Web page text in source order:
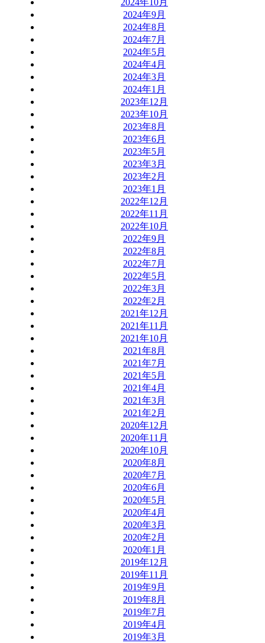
2024年9月
2024年8月
2024年7月
2024年5月
2024年4月
2024年3月
2024年1月
2023年12月
2023年10月
2023年8月
2023年6月
2023年5月
2023年3月
2023年2月
2023年1月
2022年12月
2022年11月
2022年10月
2022年9月
2022年8月
2022年7月
2022年5月
2022年3月
2022年2月
2021年12月
2021年11月
2021年10月
2021年8月
2021年7月
2021年5月
2021年4月
2021年3月
2021年2月
2020年12月
2020年11月
2020年10月
2020年8月
2020年7月
2020年6月
2020年5月
2020年4月
2020年3月
2020年2月
2020年1月
2019年12月
2019年11月
2019年9月
2019年8月
2019年7月
2019年4月
2019年3月